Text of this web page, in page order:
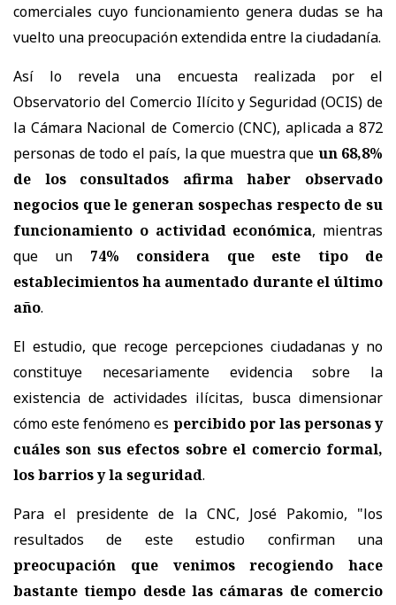
comerciales cuyo funcionamiento genera dudas se ha
vuelto una preocupación extendida entre la ciudadanía.
Así lo revela una encuesta realizada por el
Observatorio del Comercio Ilícito y Seguridad (OCIS) de
la Cámara Nacional de Comercio (CNC), aplicada a 872
personas de todo el país, la que muestra que un 68,8%
de los consultados afirma haber observado
negocios que le generan sospechas respecto de su
funcionamiento o actividad económica, mientras
que un 74% considera que este tipo de
establecimientos ha aumentado durante el último
año.
El estudio, que recoge percepciones ciudadanas y no
constituye necesariamente evidencia sobre la
existencia de actividades ilícitas, busca dimensionar
cómo este fenómeno es percibido por las personas y
cuáles son sus efectos sobre el comercio formal,
los barrios y la seguridad.
Para el presidente de la CNC, José Pakomio, "los
resultados de este estudio confirman una
preocupación que venimos recogiendo hace
bastante tiempo desde las cámaras de comercio